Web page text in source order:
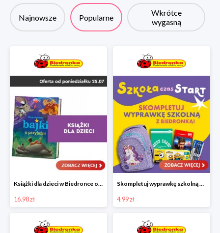
Najnowsze Popularne
Wkrótce
wygasną
Książki dla dzieci w Biedronce od 16,99 zł
16.98 zł
Skompletuj wyprawkę szkolną z Biedronką od 4,99 zł
4.99 zł